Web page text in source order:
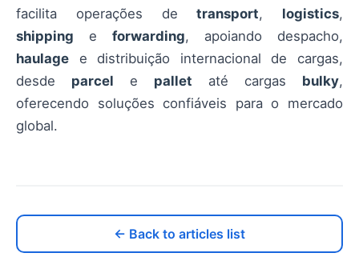
facilita operações detransport, logistics,
shipping e forwarding, apoiando despacho,
haulage e distribuição internacional de cargas,
desde parcel e pallet até cargas bulky,
oferecendo soluções confiáveis para o mercado
global.
← Back to articles list